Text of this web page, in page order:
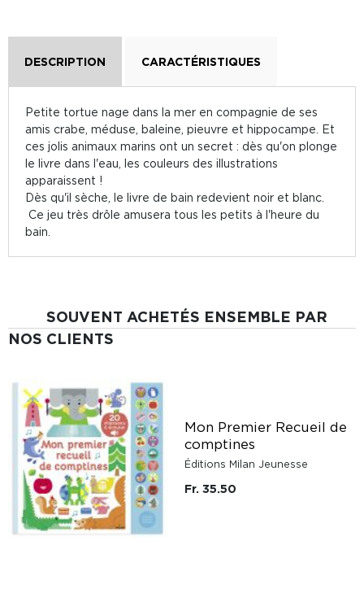
DESCRIPTION CARACTÉRISTIQUES
Petite tortue nage dans la mer en compagnie de ses
amis crabe, méduse, baleine, pieuvre et hippocampe. Et
ces jolis animaux marins ont un secret : dès qu'on plonge
le livre dans l'eau, les couleurs des illustrations
apparaissent !
Dès qu'il sèche, le livre de bain redevient noir et blanc.
Ce jeu très drôle amusera tous les petits à l'heure du
bain.
SOUVENT ACHETÉS ENSEMBLE PAR
NOS CLIENTS
Mon Premier Recueil de
comptines
Éditions Milan Jeunesse
Fr. 35.50